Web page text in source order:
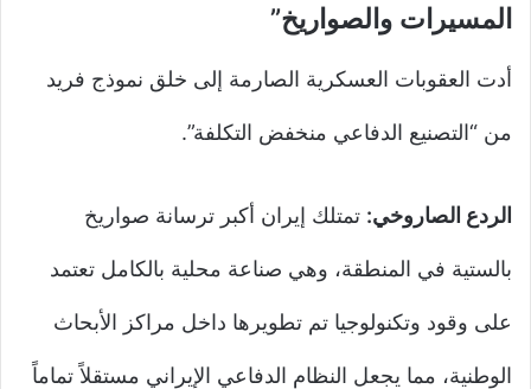
المسيرات والصواريخ”
أدت العقوبات العسكرية الصارمة إلى خلق نموذج فريد
من “التصنيع الدفاعي منخفض التكلفة”.
الردع الصاروخي: تمتلك إيران أكبر ترسانة صواريخ
بالستية في المنطقة، وهي صناعة محلية بالكامل تعتمد
على وقود وتكنولوجيا تم تطويرها داخل مراكز الأبحاث
الوطنية، مما يجعل النظام الدفاعي الإيراني مستقلاً تماماً